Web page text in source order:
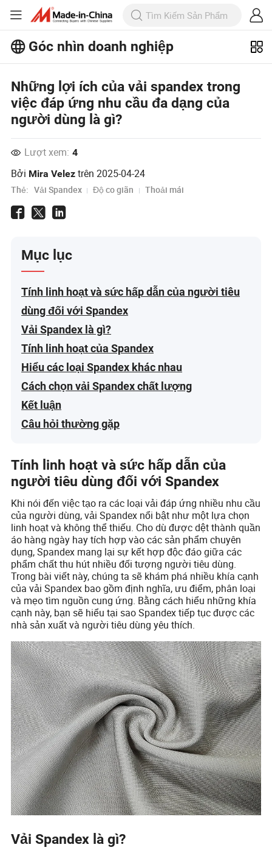
Góc nhìn doanh nghiệp
trên Business Insights!
Xem Thêm
Những lợi ích của vải spandex trong
việc đáp ứng nhu cầu đa dạng của
người dùng là gì?
Lượt xem: 4
Bởi Mira Velez trên2025-04-24
Thẻ: Vải Spandex Độ co giãn Thoải mái
Mục lục
Tính linh hoạt và sức hấp dẫn của người tiêu
dùng đối với Spandex
Vải Spandex là gì?
Tính linh hoạt của Spandex
Hiểu các loại Spandex khác nhau
Cách chọn vải Spandex chất lượng
Kết luận
Câu hỏi thường gặp
Tính linh hoạt và sức hấp dẫn của
người tiêu dùng đối với Spandex
Khi nói đến việc tạo ra các loại vải đáp ứng nhiều nhu cầu
của người dùng, vải Spandex nổi bật như một lựa chọn
linh hoạt và không thể thiếu. Cho dù được dệt thành quần
áo hàng ngày hay tích hợp vào các sản phẩm chuyên
dụng, Spandex mang lại sự kết hợp độc đáo giữa các
phẩm chất thu hút nhiều đối tượng người tiêu dùng.
Trong bài viết này, chúng ta sẽ khám phá nhiều khía cạnh
của vải Spandex bao gồm định nghĩa, ưu điểm, phân loại
và mẹo tìm nguồn cung ứng. Bằng cách hiểu những khía
cạnh này, bạn sẽ hiểu tại sao Spandex tiếp tục được các
nhà sản xuất và người tiêu dùng yêu thích.
Vải Spandex là gì?